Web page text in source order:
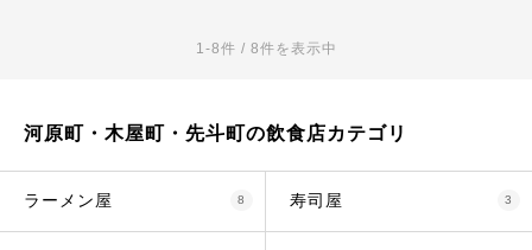
1-8件 / 8件を表示中
河原町・木屋町・先斗町の飲食店カテゴリ
ラーメン屋 8 寿司屋 3